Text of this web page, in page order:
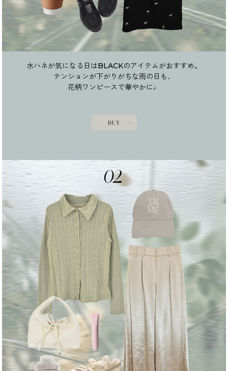
水ハネが気になる日はBLACKのアイテムがおすすめ。
テンションが下がりがちな雨の日も、
花柄ワンピースで華やかに♩